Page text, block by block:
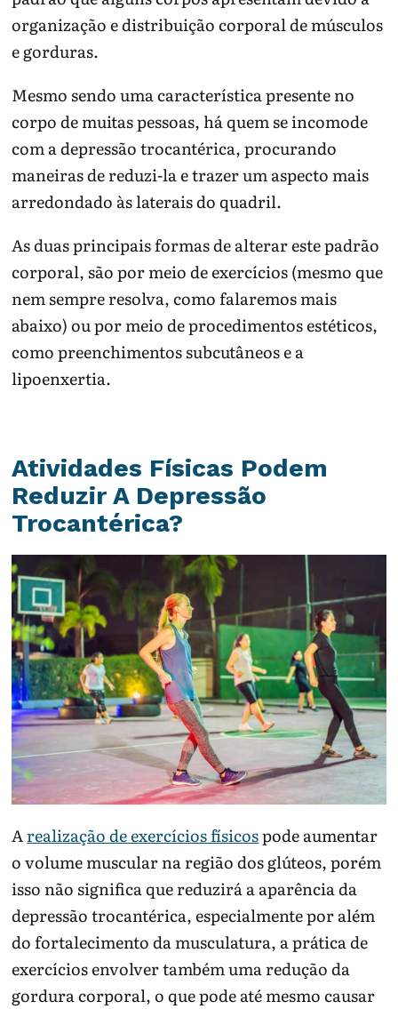
organização e distribuição corporal de músculos
e gorduras.
Mesmo sendo uma característica presente no
corpo de muitas pessoas, há quem se incomode
com a depressão trocantérica, procurando
maneiras de reduzi-la e trazer um aspecto mais
arredondado às laterais do quadril.
As duas principais formas de alterar este padrão
corporal, são por meio de exercícios (mesmo que
nem sempre resolva, como falaremos mais
abaixo) ou por meio de procedimentos estéticos,
como preenchimentos subcutâneos e a
lipoenxertia.
Atividades Físicas Podem
Reduzir A Depressão
Trocantérica?
Arealização de exercícios físicospode aumentar
o volume muscular na região dos glúteos, porém
isso não significa que reduzirá a aparência da
depressão trocantérica, especialmente por além
do fortalecimento da musculatura, a prática de
exercícios envolver também uma redução da
gordura corporal, o que pode até mesmo causar